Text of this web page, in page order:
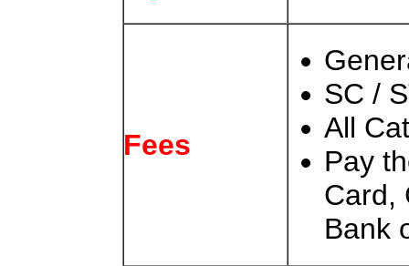
Fees
SC /
All
Pay
Card,
Bank